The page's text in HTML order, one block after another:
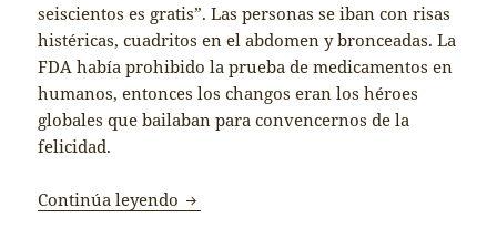
seiscientos es gratis”. Las personas se iban con risas
histéricas, cuadritos en el abdomen y bronceadas. La
FDA había prohibido la prueba de medicamentos en
humanos, entonces los changos eran los héroes
globales que bailaban para convencernos de la
felicidad.
Continúa leyendo El incapaz